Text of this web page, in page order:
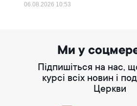
06.08.2026 10:53
Ми у
Підпишіться на нас,
курсі всіх новин і
Церкви